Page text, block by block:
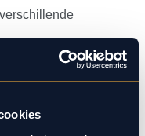
dan kun je
onze